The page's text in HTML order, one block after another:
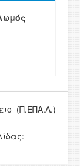
(Π.ΕΠΑ.Λ.)